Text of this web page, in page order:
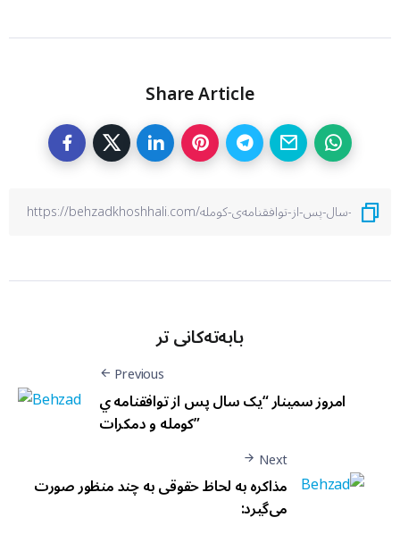
Share Article
بابەتەکانی تر
Previous
امروز سمينار “يک سال پس از توافقنامه ي
کومله و دمکرات”
Next
مذاکره بە لحاظ حقوقی به چند منظور صورت
می‌گیرد: